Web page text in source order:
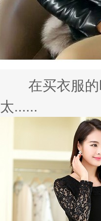
在买衣服的
太......